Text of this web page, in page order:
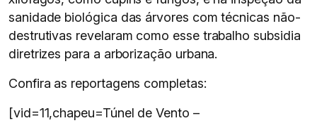
sanidade biológica das árvores com técnicas não-
destrutivas revelaram como esse trabalho subsidia
diretrizes para a arborização urbana.
Confira as reportagens completas:
[vid=11,chapeu=Túnel de Vento –